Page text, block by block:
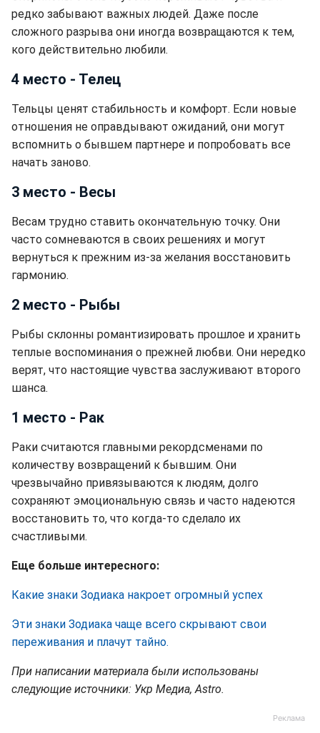
редко забывают важных людей. Даже после
сложного разрыва они иногда возвращаются к тем,
кого действительно любили.
4 место - Телец
Тельцы ценят стабильность и комфорт. Если новые
отношения не оправдывают ожиданий, они могут
вспомнить о бывшем партнере и попробовать все
начать заново.
3 место - Весы
Весам трудно ставить окончательную точку. Они
часто сомневаются в своих решениях и могут
вернуться к прежним из-за желания восстановить
гармонию.
2 место - Рыбы
Рыбы склонны романтизировать прошлое и хранить
теплые воспоминания о прежней любви. Они нередко
верят, что настоящие чувства заслуживают второго
шанса.
1 место - Рак
Раки считаются главными рекордсменами по
количеству возвращений к бывшим. Они
чрезвычайно привязываются к людям, долго
сохраняют эмоциональную связь и часто надеются
восстановить то, что когда-то сделало их
счастливыми.
Еще больше интересного:
Какие знаки Зодиака накроет огромный успех
Эти знаки Зодиака чаще всего скрывают свои
переживания и плачут тайно.
При написании материала были использованы
следующие источники: Укр Медиа, Astro.